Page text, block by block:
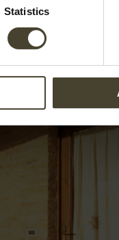
Statistics